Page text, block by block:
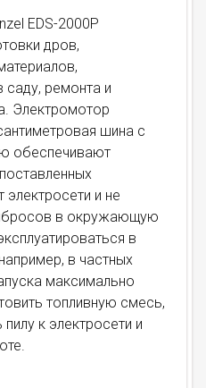
EDS-2000P
дров,
саду, ремонта и
Электромотор
шина с
обеспечивают
электросети и не
в окружающую
в
в частных
максимально
топливную смесь,
к электросети и